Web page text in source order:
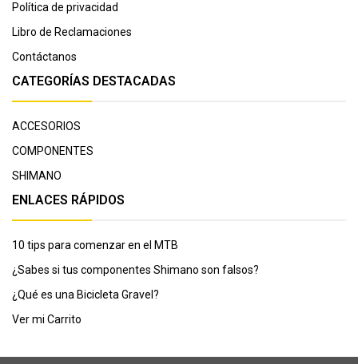
Política de privacidad
Libro de Reclamaciones
Contáctanos
CATEGORÍAS DESTACADAS
ACCESORIOS
COMPONENTES
SHIMANO
ENLACES RÁPIDOS
10 tips para comenzar en el MTB
¿Sabes si tus componentes Shimano son falsos?
¿Qué es una Bicicleta Gravel?
Ver mi Carrito